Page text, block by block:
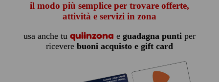
il modo più semplice per trovare offerte,
attività e servizi in zona
usa anche tu quiinzona e guadagna puntiper
ricevere buoni acquisto e gift card